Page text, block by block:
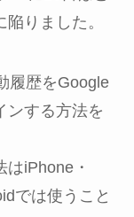
りました。
履歴をGoogle
ンする方法を
iPhone・
では使うこと